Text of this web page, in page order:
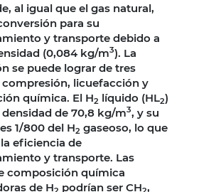
al igual que el gas natural,
para su
y transporte debido a
(0,084 kg/m3). La
se puede lograr de tres
compresión, licuefacción y
química. El H2 líquido (HL2)
de 70,8 kg/m3, y su
1/800 del H2 gaseoso, lo que
eficiencia de
y transporte. Las
composición química
de H
podrían ser CH ,